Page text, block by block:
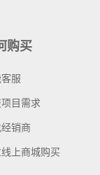
购买
服
目需求
销商
上商城购买